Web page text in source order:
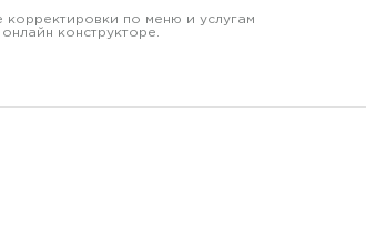
корректировки по меню и услугам
онлайн конструкторе.